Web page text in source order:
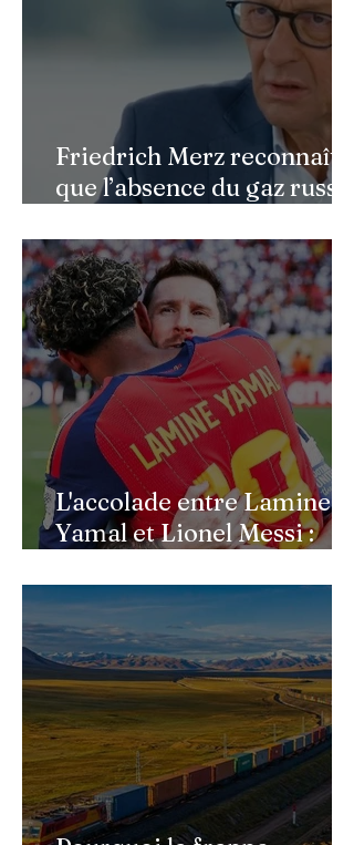
Friedrich Merz reconnaît
que l’absence du gaz russe
l’économie allemande
L'accolade entre Lamine
Yamal et Lionel Messi :
témoin après le sacre de
l'Espagne